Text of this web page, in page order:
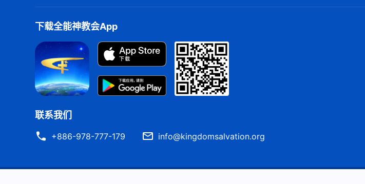
下载全能神教会App
联系我们
+886-978-777-179 info@kingdomsalvation.org